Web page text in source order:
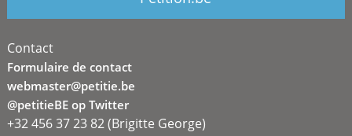
Contact
Formulaire de contact
webmaster@petitie.be
@petitieBE op Twitter
+32 456 37 23 82 (Brigitte George)